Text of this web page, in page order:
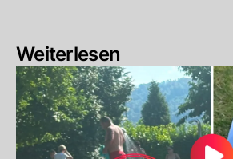
sie auch gemeinsam vor dem
Weiterlesen